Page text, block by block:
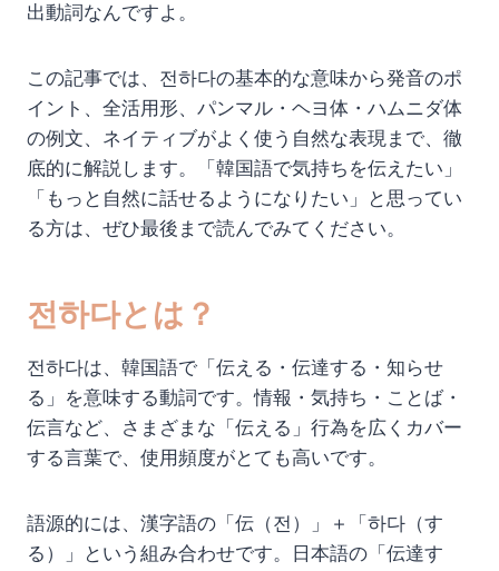
出動詞なんですよ。
この記事では、전하다の基本的な意味から発音のポ
イント、全活用形、パンマル・ヘヨ体・ハムニダ体
の例文、ネイティブがよく使う自然な表現まで、徹
底的に解説します。「韓国語で気持ちを伝えたい」
「もっと自然に話せるようになりたい」と思ってい
る方は、ぜひ最後まで読んでみてください。
전하다とは？
전하다は、韓国語で「伝える・伝達する・知らせ
る」を意味する動詞です。情報・気持ち・ことば・
伝言など、さまざまな「伝える」行為を広くカバー
する言葉で、使用頻度がとても高いです。
語源的には、漢字語の「伝（전）」＋「하다（す
る）」という組み合わせです。日本語の「伝達す